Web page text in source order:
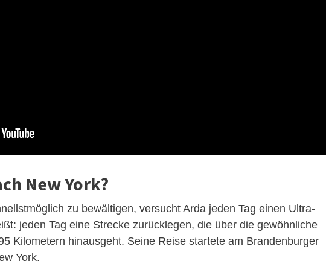
New York?
zu bewältigen, versucht Arda jeden Tag einen Ultra-
jeden Tag eine Strecke zurücklegen, die über die gewöhnliche
Kilometern hinausgeht. Seine Reise startete am Brandenburger
York.